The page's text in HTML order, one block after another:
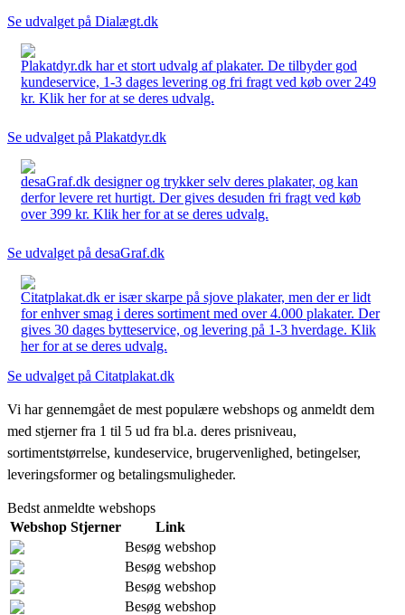
Se udvalget på Dialægt.dk
Plakatdyr.dk har et stort udvalg af plakater. De tilbyder god
kundeservice, 1-3 dages levering og fri fragt ved køb over 249
kr. Klik her for at se deres udvalg.
Se udvalget på Plakatdyr.dk
desaGraf.dk designer og trykker selv deres plakater, og kan
derfor levere ret hurtigt. Der gives desuden fri fragt ved køb
over 399 kr. Klik her for at se deres udvalg.
Se udvalget på desaGraf.dk
Citatplakat.dk er især skarpe på sjove plakater, men der er lidt
for enhver smag i deres sortiment med over 4.000 plakater. Der
gives 30 dages bytteservice, og levering på 1-3 hverdage. Klik
her for at se deres udvalg.
Se udvalget på Citatplakat.dk
Vi har gennemgået de mest populære webshops og anmeldt dem
med stjerner fra 1 til 5 ud fra bl.a. deres prisniveau,
sortimentstørrelse, kundeservice, brugervenlighed, betingelser,
leveringsformer og betalingsmuligheder.
Bedst anmeldte webshops
Webshop Stjerner
Link
Besøg webshop
Besøg webshop
Besøg webshop
Besøg webshop